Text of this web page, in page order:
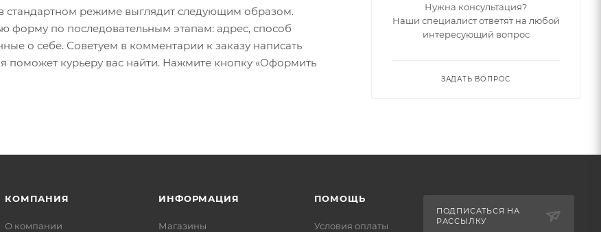
стандартном режиме выглядит следующим образом.
форму по последовательным этапам: адрес, способ
о себе. Советуем в комментарии к заказу написать
поможет курьеру вас найти. Нажмите кнопку «Оформить
Нужна консультация?
Наши специалист ответят на любой
интересующий вопрос
ЗАДАТЬ ВОПРОС
КОМПАНИЯ
О компании
ИНФОРМАЦИЯ
Магазины
ПОМОЩЬ
Условия оплаты
ПОДПИСАТЬСЯ НА
РАССЫЛКУ